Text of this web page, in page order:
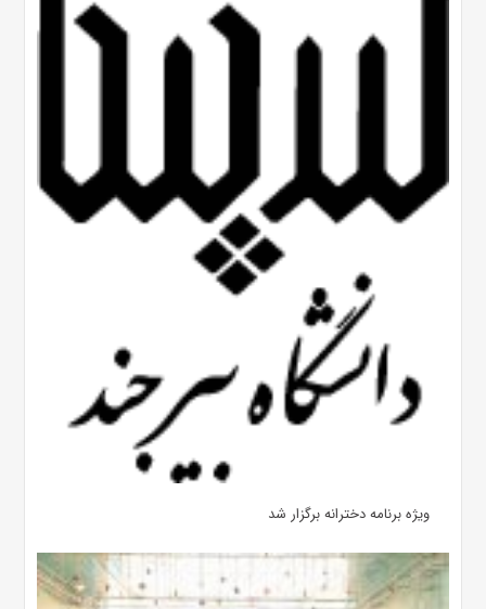
ویژه برنامه دخترانه برگزار شد